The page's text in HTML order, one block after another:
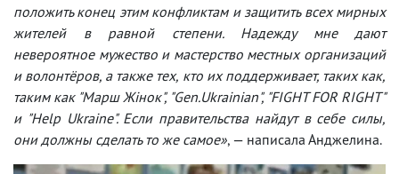
положить конец этим конфликтам и защитить всех мирных
жителей в равной степени. Надежду мне дают
невероятное мужество и мастерство местных организаций
и волонтёров, а также тех, кто их поддерживает, таких как,
таким как "Марш Жінок", "Gen.Ukrainian", "FIGHT FOR RIGHT"
и "Help Ukraine". Если правительства найдут в себе силы,
они должны сделать то же самое», — написала Анджелина.